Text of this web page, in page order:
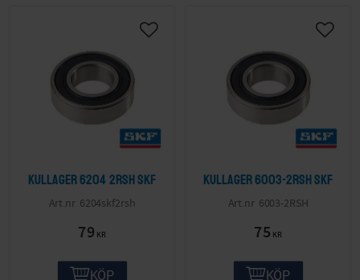
Kullager 6204 2RSH SKF
6204skf2rsh
79 KR
KÖP
Kullager 6003-2RSH SKF
6003-2RSH
75 KR
KÖP